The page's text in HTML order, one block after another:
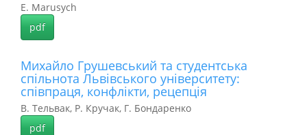
E. Marusych
pdf
Михайло Грушевський та студентська
спільнота Львівського університету:
співпраця, конфлікти, рецепція
В. Тельвак, Р. Кручак, Г. Бондаренко
pdf